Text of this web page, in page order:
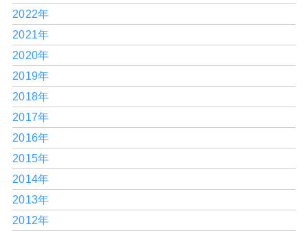
2022年
2021年
2020年
2019年
2018年
2017年
2016年
2015年
2014年
2013年
2012年